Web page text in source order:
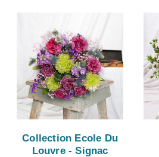
Collection Ecole Du
Louvre - Signac